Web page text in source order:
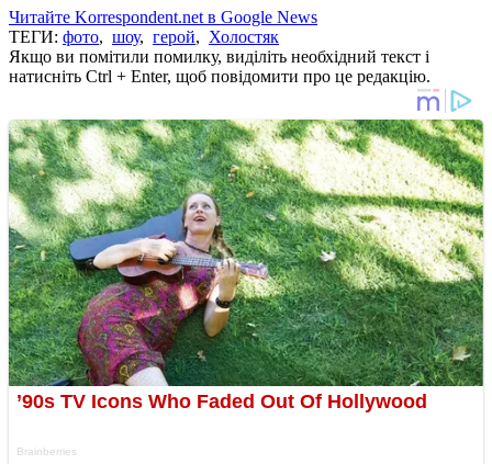
Читайте Korrespondent.net в Google News
ТЕГИ: фото, шоу, герой, Холостяк
Якщо ви помітили помилку, виділіть необхідний текст і
натисніть Ctrl + Enter, щоб повідомити про це редакцію.